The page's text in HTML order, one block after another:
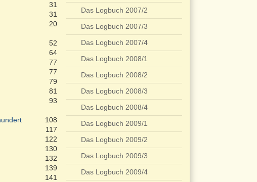
31
31
20
52
64
77
77
79
81
93
108
117
122
130
132
139
141
Das Logbuch 2007/2
Das Logbuch 2007/3
Das Logbuch 2007/4
Das Logbuch 2008/1
Das Logbuch 2008/2
Das Logbuch 2008/3
Das Logbuch 2008/4
Das Logbuch 2009/1
Das Logbuch 2009/2
Das Logbuch 2009/3
Das Logbuch 2009/4